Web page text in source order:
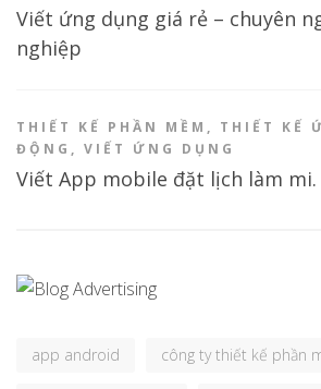
Viết ứng dụng giá rẻ – chuyên
nghiệp
THIẾT KẾ PHẦN MỀM , THIẾT KẾ
ĐỘNG , VIẾT ỨNG DỤNG
Viết App mobile đặt lịch làm mi.
app android công ty thiết kế phần